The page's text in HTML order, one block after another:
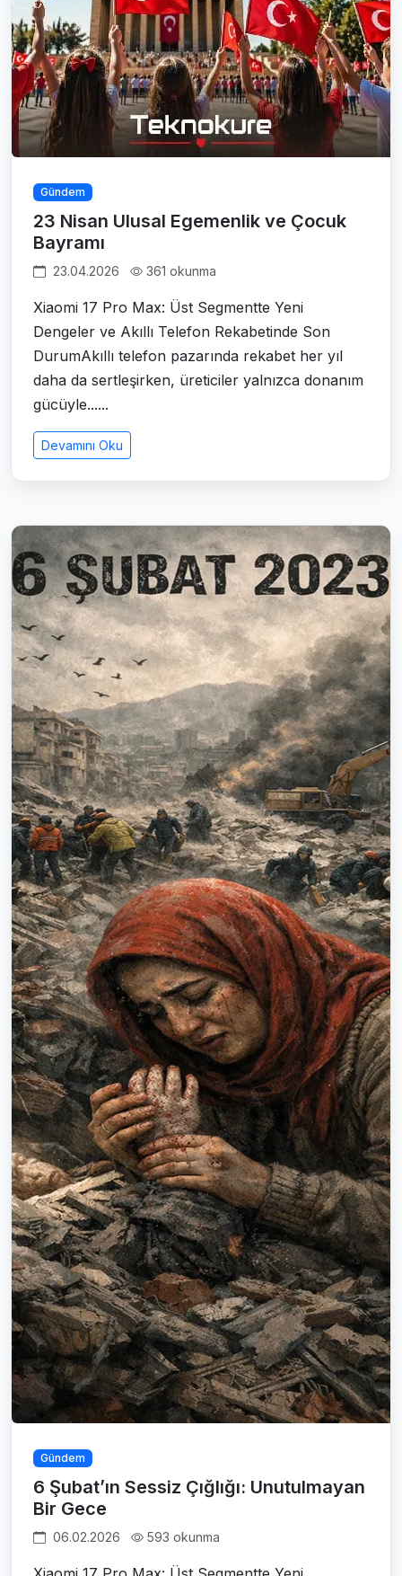
Gündem
23 Nisan Ulusal Egemenlik ve Çocuk
Bayramı
23.04.2026 361 okunma
Xiaomi 17 Pro Max: Üst Segmentte Yeni
Dengeler ve Akıllı Telefon Rekabetinde Son
DurumAkıllı telefon pazarında rekabet her yıl
daha da sertleşirken, üreticiler yalnızca donanım
gücüyle......
Devamını Oku
Gündem
6 Şubat’ın Sessiz Çığlığı: Unutulmayan
Bir Gece
06.02.2026 593 okunma